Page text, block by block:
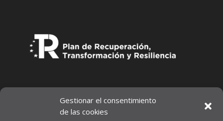
Gestionar el consentimiento
de las cookies